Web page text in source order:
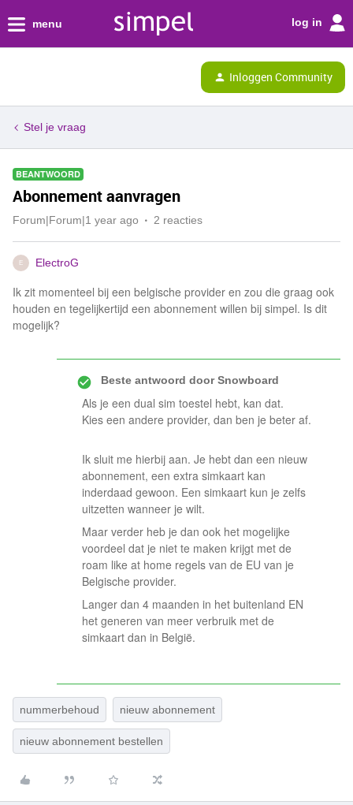
menu log in
Inloggen Community
Stel je vraag
BEANTWOORD
Abonnement aanvragen
Forum|Forum|1 year ago 2 reacties
E ElectroG
Ik zit momenteel bij een belgische provider en zou die graag ook
houden en tegelijkertijd een abonnement willen bij simpel. Is dit
mogelijk?
Beste antwoord doorSnowboard
Als je een dual sim toestel hebt, kan dat.
Kies een andere provider, dan ben je beter af.
Ik sluit me hierbij aan. Je hebt dan een nieuw
abonnement, een extra simkaart kan
inderdaad gewoon. Een simkaart kun je zelfs
uitzetten wanneer je wilt.
Maar verder heb je dan ook het mogelijke
voordeel dat je niet te maken krijgt met de
roam like at home regels van de EU van je
Belgische provider.
Langer dan 4 maanden in het buitenland EN
het generen van meer verbruik met de
simkaart dan in België.
nummerbehoud nieuw abonnement
nieuw abonnement bestellen